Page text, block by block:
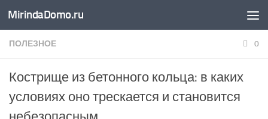
Перейти к содержимому
MirindaDomo.ru
ПОЛЕЗНОЕ 0
Кострище из бетонного кольца: в каких
условиях оно трескается и становится